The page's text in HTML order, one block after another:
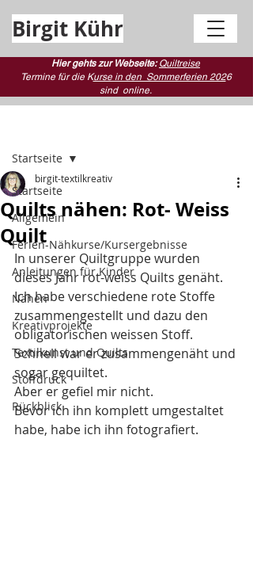
Birgit Kühr
Hier gehts zur Webseite:Quiltreise
Termine für die Kurse in den Sommerferien 2026
sind online.
Startseite
Allgemein
Ferien-Nähkurse/Kursergebnisse
Anleitungen für Kinder
Nähen
Kreativprojekte
Textilkunst und Quilts
Stoffdruck
Rückblick
Startseite
Quilts nähen: Rot- Weiss
Quilt
birgit-textilkreativ
In unserer Quiltgruppe wurden
dieses Jahr rot-weiss Quilts genäht.
Ich habe verschiedene rote Stoffe
zusammengestellt und dazu den
obligatorischen weissen Stoff.
Schnell war er zusammengenäht und
sogar gequiltet.
Aber er gefiel mir nicht.
Bevor ich ihn komplett umgestaltet
habe, habe ich ihn fotografiert.